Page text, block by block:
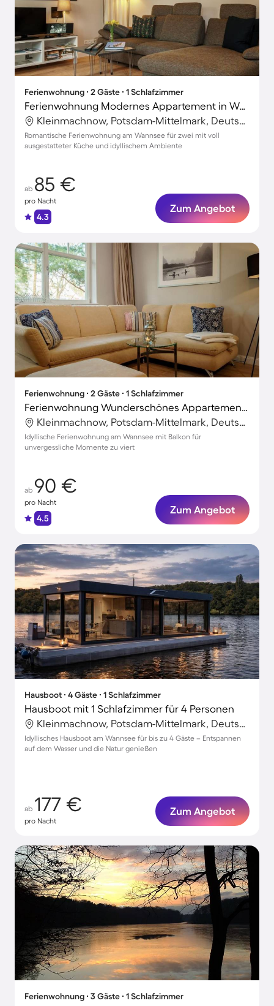
Ferienwohnung ∙ 2 Gäste ∙ 1 Schlafzimmer
Ferienwohnung Modernes Appartement in Wannsee
Kleinmachnow, Potsdam-Mittelmark, Deutschland
Romantische Ferienwohnung am Wannsee für zwei mit voll
ausgestatteter Küche und idyllischem Ambiente
ab 85 €
pro Nacht
4.3
Zum Angebot
Ferienwohnung ∙ 2 Gäste ∙ 1 Schlafzimmer
Ferienwohnung Wunderschönes Appartement in Wannsee
Kleinmachnow, Potsdam-Mittelmark, Deutschland
Idyllische Ferienwohnung am Wannsee mit Balkon für
unvergessliche Momente zu viert
ab 90 €
pro Nacht
4.5
Zum Angebot
Hausboot ∙ 4 Gäste ∙ 1 Schlafzimmer
Hausboot mit 1 Schlafzimmer für 4 Personen
Kleinmachnow, Potsdam-Mittelmark, Deutschland
Idyllisches Hausboot am Wannsee für bis zu 4 Gäste – Entspannen
auf dem Wasser und die Natur genießen
ab 177 €
pro Nacht
Zum Angebot
Ferienwohnung ∙ 3 Gäste ∙ 1 Schlafzimmer